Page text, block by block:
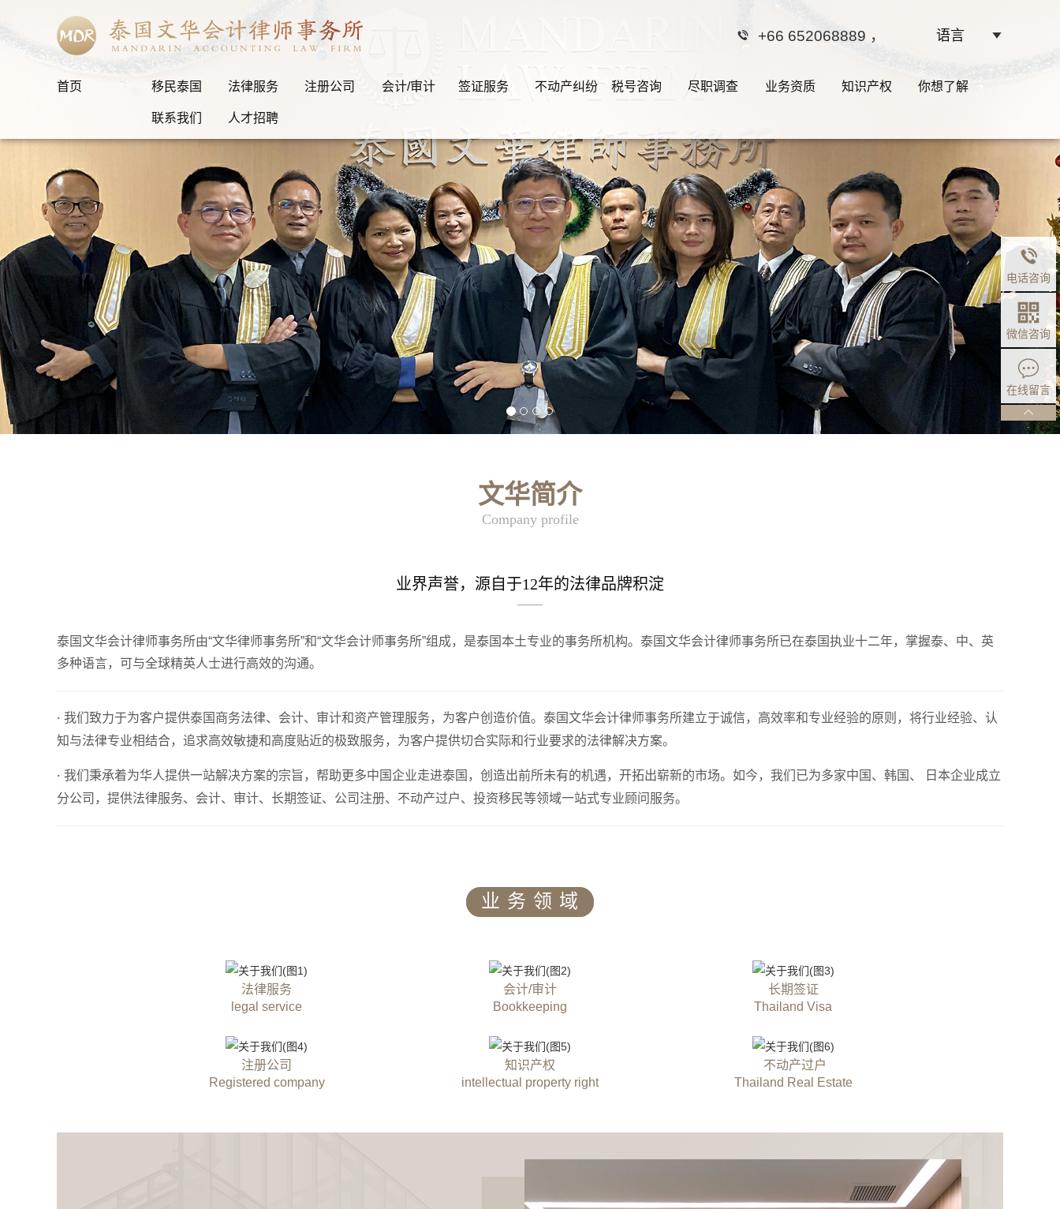
语言
+66 652068889 ，
首页 移民泰国 法律服务 注册公司 会计/审计 签证服务 不动产纠纷 税号咨询 尽职调查 业务资质 知识产权 你想了解
联系我们 人才招聘
“自由的边界是法律，法律的边界是权
利”
文华泰国律师团队·您的私人法律顾问
文华简介
Company profile
业界声誉，源自于12年的法律品牌积淀
——
泰国文华会计律师事务所由“文华律师事务所”和“文华会计师事务所”组成，是泰国本土专业的事务所机构。 泰国文华会计律师事务所已在泰国执业十二年，掌握泰、中、英
多种语言，可与全球精英人士进行高效的沟通。
· 我们致力于为客户提供泰国商务法律、会计、审计和资产管理服务，为客户创造价值。泰国文华会计律师事务所建立于诚信，高效率和专业经验的原则，将行业经验、认
知与法律专业相结合，追求高效敏捷和高度贴近的极致服务，为客户提供切合实际和行业要求的法律解决方案。
· 我们秉承着为华人提供一站解决方案的宗旨，帮助更多中国企业走进泰国，创造出前所未有的机遇，开拓出崭新的市场。如今，我们已为多家中国、韩国、 日本企业成立
分公司，提供法律服务、会计、审计、长期签证、公司注册、不动产过户、投资移民等领域一站式专业顾问服务。
业 务 领 域
法律服务
legal service
会计/审计
Bookkeeping
长期签证
Thailand Visa
注册公司
Registered company
知识产权
intellectual property right
不动产过户
Thailand Real Estate
电话咨询
微信咨询
在线留言